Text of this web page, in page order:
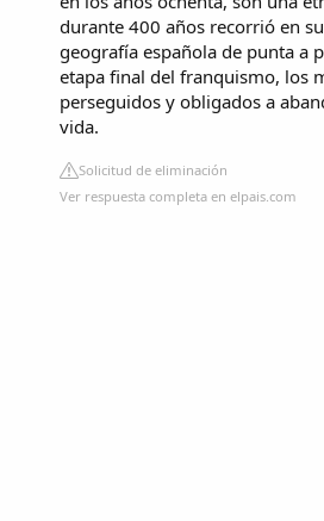
durante 400 años recorrió en
geografía española de punta a
etapa final del franquismo, los
perseguidos y obligados a
vida.
Solicitud de eliminación
Ver respuesta completa en elpais.com